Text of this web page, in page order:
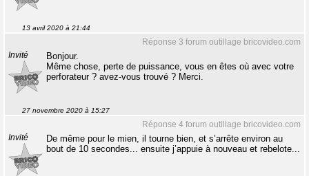
13 avril 2020 à 21:44
Réponse 3 forum outillage bricovideo.com
Invité
Bonjour.
Même chose, perte de puissance, vous en êtes où avec votre
perforateur ? avez-vous trouvé ? Merci.
27 novembre 2020 à 15:27
Réponse 4 forum outillage bricovideo.com
Invité
De même pour le mien, il tourne bien, et s’arrête environ au
bout de 10 secondes... ensuite j’appuie à nouveau et rebelote...